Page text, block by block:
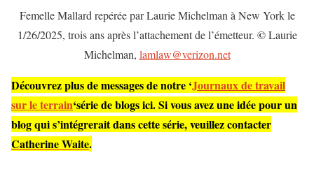
Femelle Mallard repérée par Laurie Michelman à New York le
1/26/2025, trois ans après l’attachement de l’émetteur. ©Laurie
Michelman, lamlaw@verizon.net
Découvrez plus de messages de notre ‘Journaux de travail
sur le terrain‘série de blogs ici. Si vous avez une idée pour un
blog qui s’intégrerait dans cette série, veuillez contacter
Catherine Waite.